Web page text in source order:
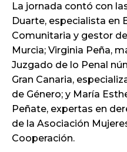
La jornada contó con
Duarte, especialista en
Comunitaria y gestor
Murcia; Virginia Peña,
Juzgado de lo Penal
Gran Canaria,
de Género; y María
Peñate, expertas en
de la Asociación
Cooperación.